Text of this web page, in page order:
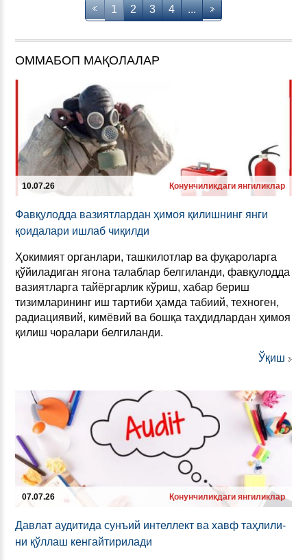
1 2 3 4 ...
ОММАБОП МАҚОЛАЛАР
10.07.26 Қонунчиликдаги янгиликлар
Фавқулод­да ва­зи­ят­лар­дан ҳимоя қилиш­нинг ян­ги
қоида­ла­ри иш­лаб чиқил­ди
Ҳокимият органлари, ташкилотлар ва фуқароларга
қўйиладиган ягона талаблар белгиланди, фавқулодда
вазиятларга тайёргарлик кўриш, хабар бериш
тизимларининг иш тартиби ҳамда табиий, техноген,
радиациявий, кимёвий ва бошқа таҳдидлардан ҳимоя
қилиш чоралари белгиланди.
Ўқиш
07.07.26 Қонунчиликдаги янгиликлар
Дав­лат ауди­ти­да сунъ­ий ин­тел­лект ва хавф таҳли­ли­
ни қўллаш кен­гай­ти­ри­ла­ди